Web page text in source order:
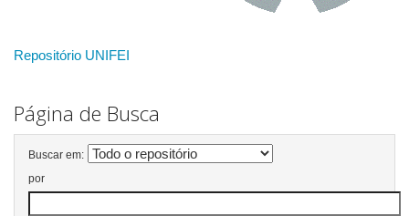
Repositório UNIFEI
Página de Busca
Buscar em:
por